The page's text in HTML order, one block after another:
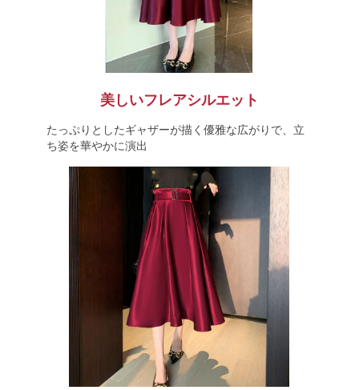
美しいフレアシルエット
たっぷりとしたギャザーが描く優雅な広がりで、立
ち姿を華やかに演出